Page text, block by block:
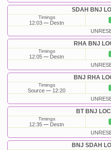
SDAH BNJ
Timings
12:03 Destn
RHA BNJ
Timings
12:05 Destn
BNJ RHA
Timings
Source 12:20
BT BNJ
Timings
12:35 Destn
BNJ SDAH